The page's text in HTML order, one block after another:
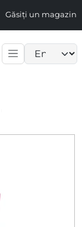
Găsiți un magazin